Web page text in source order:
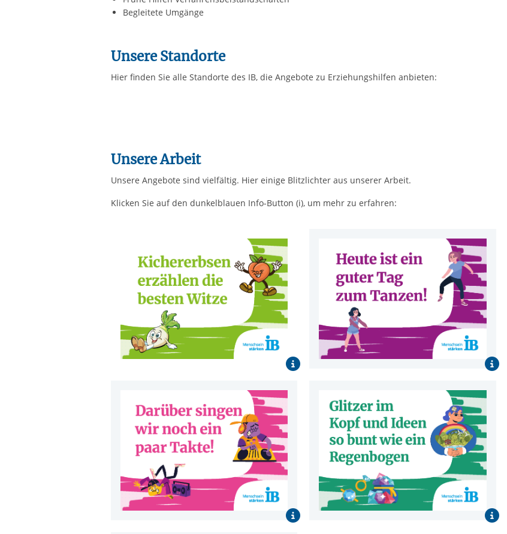
Begleitete Umgänge
Unsere Standorte
Hier finden Sie alle Standorte des IB, die Angebote zu Erziehungshilfen anbieten:
Unsere Arbeit
Unsere Angebote sind vielfältig. Hier einige Blitzlichter aus unserer Arbeit.
Klicken Sie auf den dunkelblauen Info-Button (i), um mehr zu erfahren: